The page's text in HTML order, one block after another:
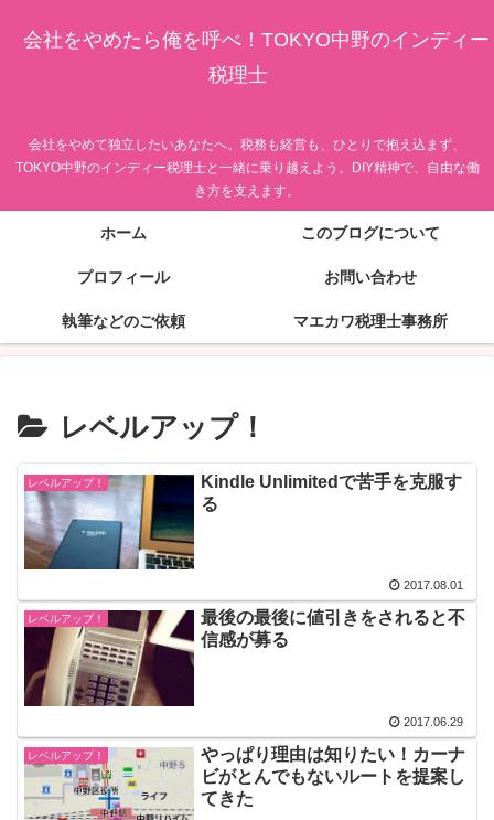
会社をやめたら俺を呼べ！TOKYO中野のインディー
税理士
会社をやめて独立したいあなたへ。税務も経営も、ひとりで抱え込まず、
TOKYO中野のインディー税理士と一緒に乗り越えよう。DIY精神で、自由な働
き方を支えます。
ホーム このブログについて
プロフィール お問い合わせ
執筆などのご依頼 マエカワ税理士事務所
レベルアップ！
レベルアップ！
Kindle Unlimitedで苦手を克服す
る
2017.08.01
レベルアップ！
最後の最後に値引きをされると不
信感が募る
2017.06.29
レベルアップ！
やっぱり理由は知りたい！カーナ
ビがとんでもないルートを提案し
てきた